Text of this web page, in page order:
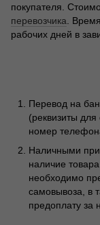
покупателя.
перевозчика .
рабочих дней в
Перевод на
(реквизиты
номер
Наличными
наличие
необходимо
самовывоза, в
предоплату за